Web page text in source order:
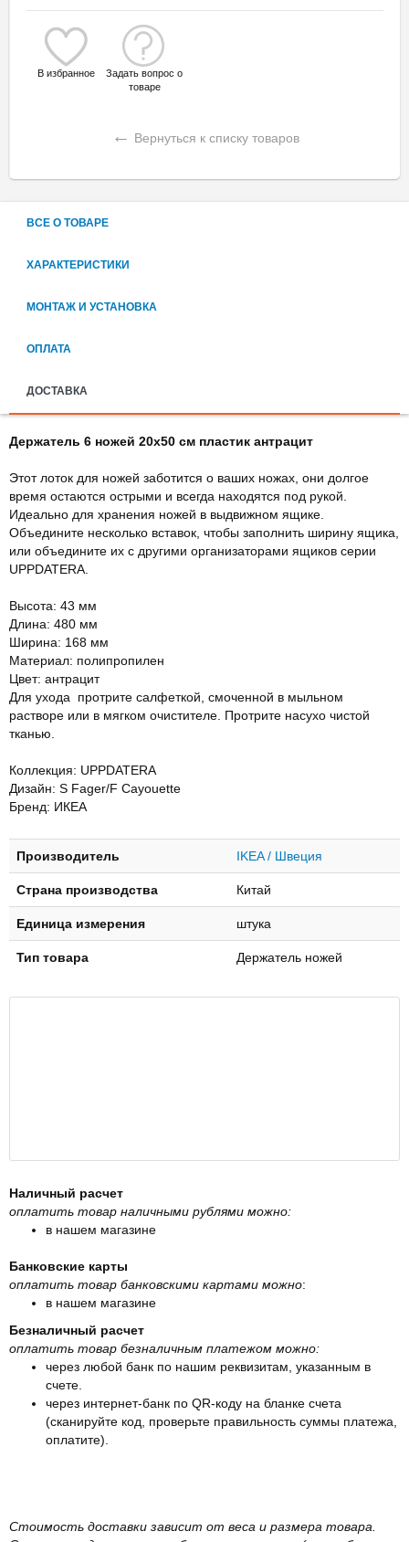
В избранное
Задать вопрос о
товаре
← Вернуться к списку товаров
ВСЕ О ТОВАРЕ
ХАРАКТЕРИСТИКИ
МОНТАЖ И УСТАНОВКА
ОПЛАТА
ДОСТАВКА
Держатель 6 ножей 20х50 см пластик антрацит
Этот лоток для ножей заботится о ваших ножах, они долгое
время остаются острыми и всегда находятся под рукой.
Идеально для хранения ножей в выдвижном ящике.
Объедините несколько вставок, чтобы заполнить ширину ящика,
или объедините их с другими организаторами ящиков серии
UPPDATERA.
Высота: 43 мм
Длина: 480 мм
Ширина: 168 мм
Материал: полипропилен
Цвет: антрацит
Для ухода протрите салфеткой, смоченной в мыльном
растворе или в мягком очистителе. Протрите насухо чистой
тканью.
Коллекция: UPPDATERA
Дизайн: S Fager/F Cayouette
Бренд: ИКЕА
Производитель IKEA / Швеция
Страна производства Китай
Единица измерения штука
Тип товара Держатель ножей
Наличный расчет
оплатить товар наличными рублями можно:
в нашем магазине
Банковские карты
оплатить товар банковскими картами можно:
в нашем магазине
Безналичный расчет
оплатить товар безналичным платежом можно:
через любой банк по нашим реквизитам, указанным в
счете.
через интернет-банк по QR-коду на бланке счета
(сканируйте код, проверьте правильность суммы платежа,
оплатите).
Стоимость доставки зависит от веса и размера товара.